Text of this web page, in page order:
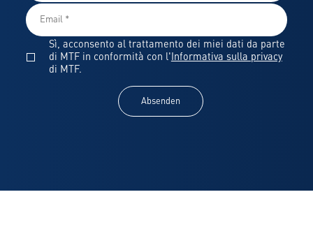
Sì, acconsento al trattamento dei miei dati da parte
di MTF in conformità con l' Informativa sulla privacy
di MTF.
Absenden